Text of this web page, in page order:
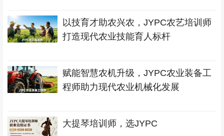
以技育才助农兴农，JYPC农艺培训师
打造现代农业技能育人标杆
赋能智慧农机升级，JYPC农业装备工
程师助力现代农业机械化发展
大提琴培训师，选JYPC